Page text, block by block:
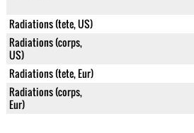
Radiations (tete, US)
Radiations (corps,
US)
Radiations (tete, Eur)
Radiations (corps,
Eur)